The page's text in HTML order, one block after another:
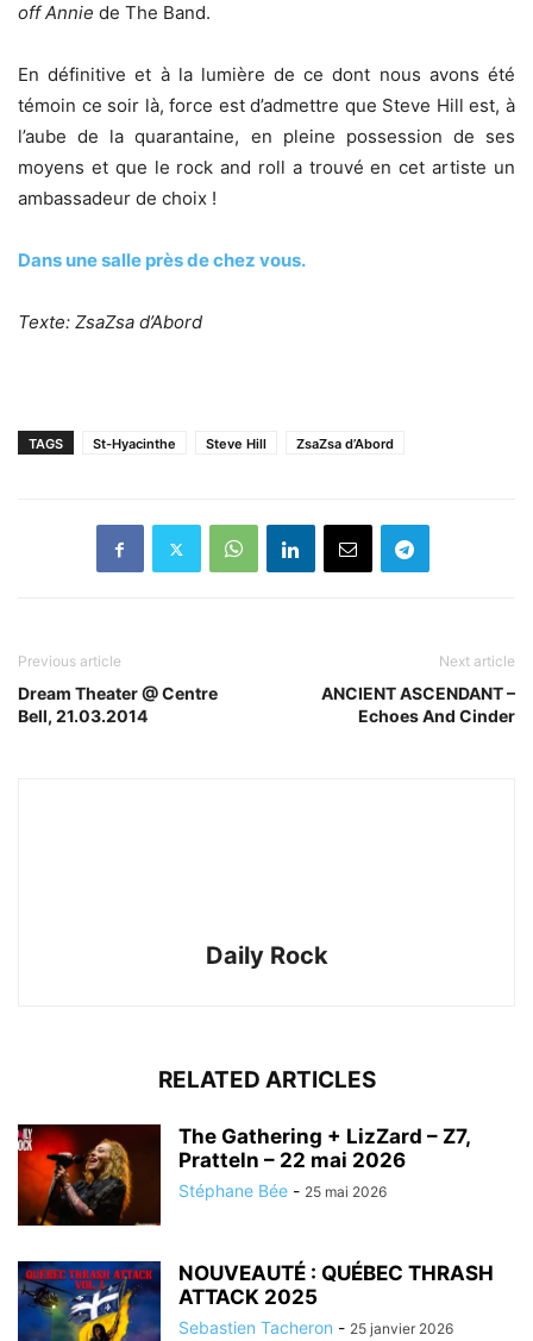
off Annie de The Band.
En définitive et à la lumière de ce dont nous avons été
témoin ce soir là, force est d’admettre que Steve Hill est, à
l’aube de la quarantaine, en pleine possession de ses
moyens et que le rock and roll a trouvé en cet artiste un
ambassadeur de choix !
Dans une salle près de chez vous.
Texte: ZsaZsa d’Abord
TAGS St-Hyacinthe Steve Hill ZsaZsa d’Abord
Previous article
Dream Theater @ Centre
Bell, 21.03.2014
Next article
ANCIENT ASCENDANT –
Echoes And Cinder
Daily Rock
RELATED ARTICLES
The Gathering + LizZard – Z7,
Pratteln – 22 mai 2026
Stéphane Bée - 25 mai 2026
NOUVEAUTÉ : QUÉBEC THRASH
ATTACK 2025
Sebastien Tacheron - 25 janvier 2026